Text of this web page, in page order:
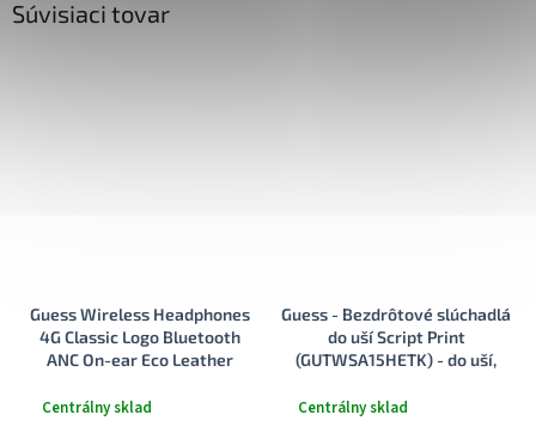
Súvisiaci tovar
Guess Wireless Headphones
4G Classic Logo Bluetooth
ANC On-ear Eco Leather
Centrálny sklad
Guess - Bezdrôtové slúchadlá
do uší Script Print
(GUTWSA15HETK) - do uší,
dizajn - čierna
Centrálny sklad